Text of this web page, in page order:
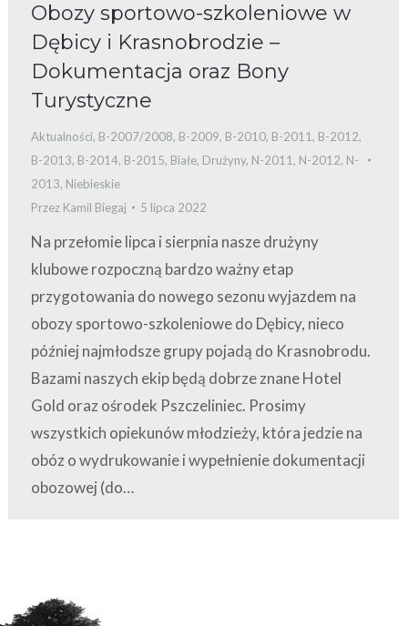
Obozy sportowo-szkoleniowe w
Dębicy i Krasnobrodzie –
Dokumentacja oraz Bony
Turystyczne
Aktualności, B-2007/2008, B-2009, B-2010, B-2011, B-2012,
B-2013, B-2014, B-2015, Białe, Drużyny, N-2011, N-2012, N-
2013, Niebieskie
Przez Kamil Biegaj 5 lipca 2022
Na przełomie lipca i sierpnia nasze drużyny
klubowe rozpoczną bardzo ważny etap
przygotowania do nowego sezonu wyjazdem na
obozy sportowo-szkoleniowe do Dębicy, nieco
później najmłodsze grupy pojadą do Krasnobrodu.
Bazami naszych ekip będą dobrze znane Hotel
Gold oraz ośrodek Pszczeliniec. Prosimy
wszystkich opiekunów młodzieży, która jedzie na
obóz o wydrukowanie i wypełnienie dokumentacji
obozowej (do…